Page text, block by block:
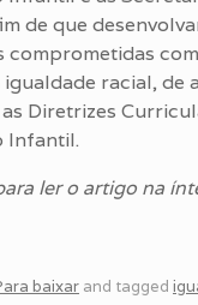
de que
comprometidas
racial, de
Diretrizes
Infantil.
ler o artigo na
baixar and tagged